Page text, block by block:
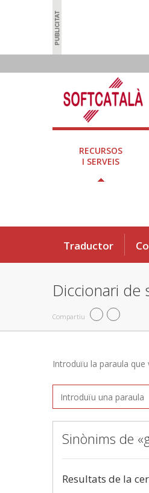
RECURSOS
I SERVEIS
Traductor
Diccionari de
Compartiu
Introduïu la paraula que
Sinònims de
Resultats de la